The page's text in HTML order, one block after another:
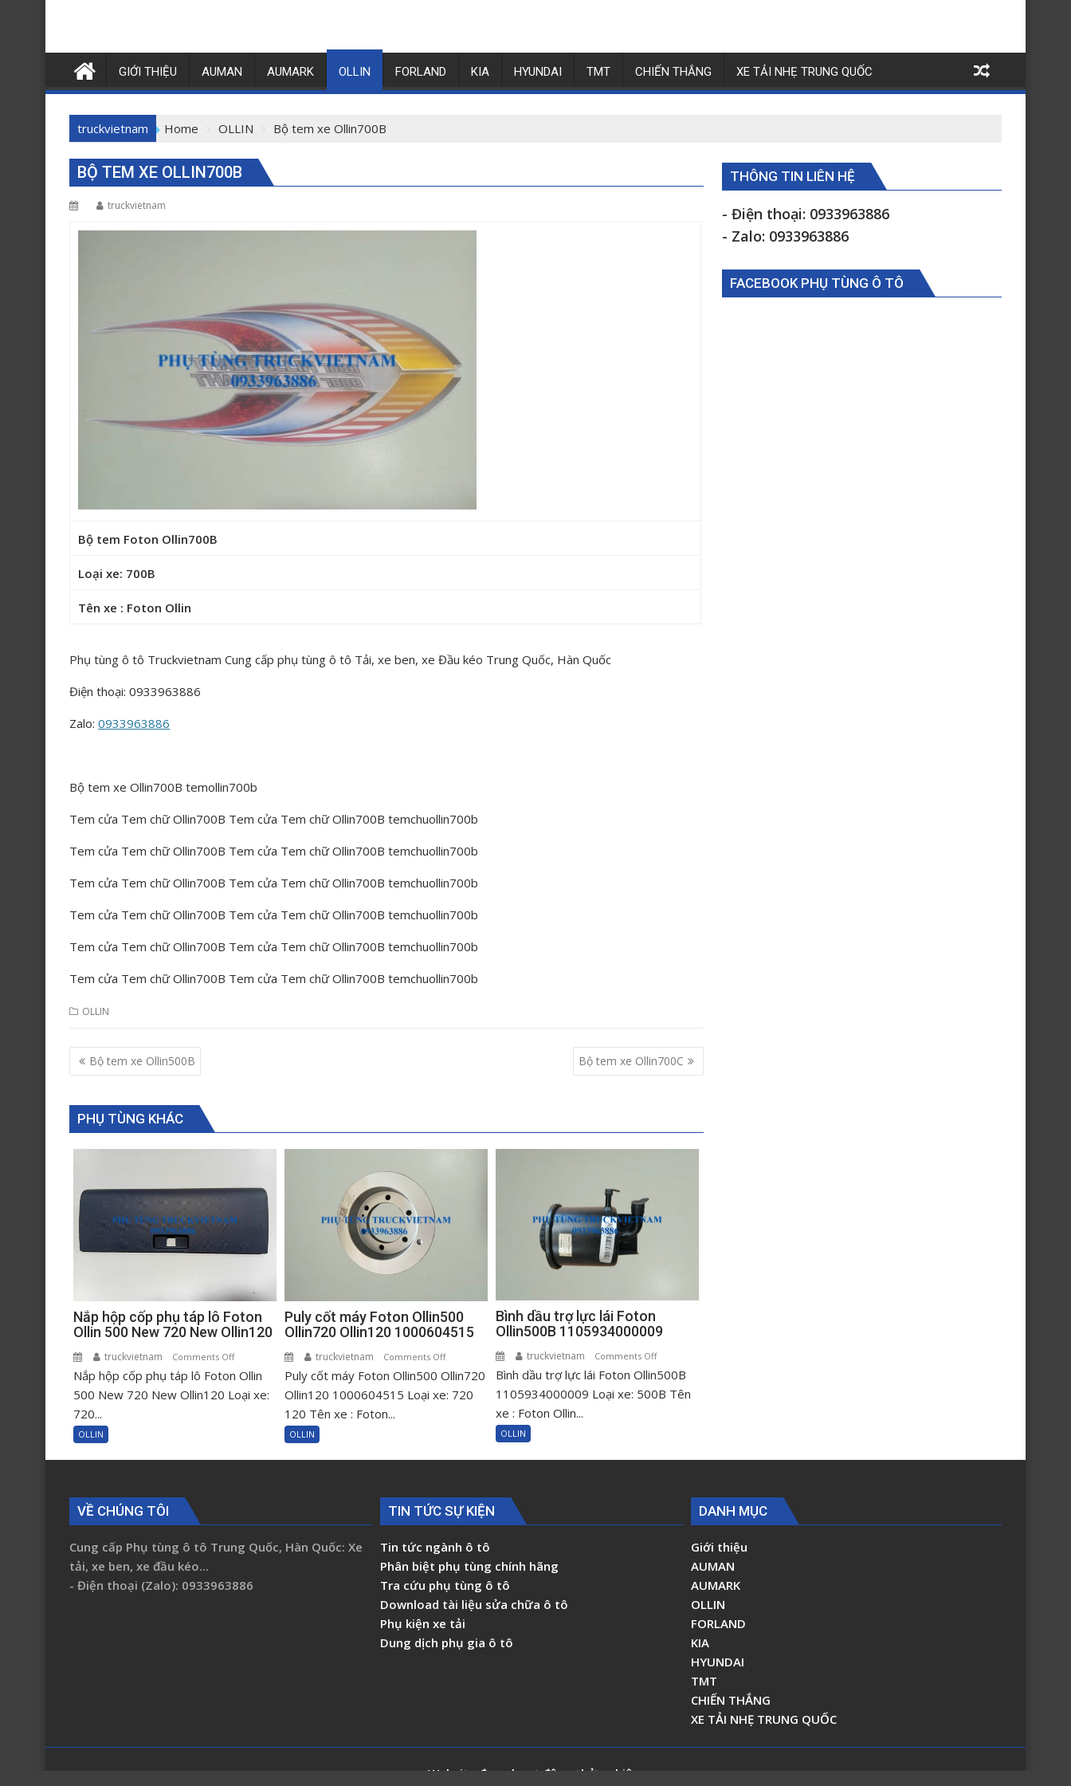
GIỚI THIỆU AUMAN AUMARK OLLIN FORLAND KIA HYUNDAI TMT CHIẾN THẮNG XE TẢI NHẸ TRUNG QUỐC
truckvietnam Home OLLIN Bộ tem xe Ollin700B
BỘ TEM XE OLLIN700B
truckvietnam
Bộ tem Foton Ollin700B
Loại xe: 700B
Tên xe : Foton Ollin
Phụ tùng ô tô Truckvietnam Cung cấp phụ tùng ô tô Tải, xe ben, xe Đầu kéo Trung Quốc, Hàn Quốc
Điện thoại: 0933963886
Zalo: 0933963886
Bộ tem xe Ollin700B temollin700b
Tem cửa Tem chữ Ollin700B Tem cửa Tem chữ Ollin700B temchuollin700b
Tem cửa Tem chữ Ollin700B Tem cửa Tem chữ Ollin700B temchuollin700b
Tem cửa Tem chữ Ollin700B Tem cửa Tem chữ Ollin700B temchuollin700b
Tem cửa Tem chữ Ollin700B Tem cửa Tem chữ Ollin700B temchuollin700b
Tem cửa Tem chữ Ollin700B Tem cửa Tem chữ Ollin700B temchuollin700b
Tem cửa Tem chữ Ollin700B Tem cửa Tem chữ Ollin700B temchuollin700b
OLLIN
Post
navigation
Bộ tem xe Ollin500B Bộ tem xe Ollin700C
PHỤ TÙNG KHÁC
Nắp hộp cốp phụ táp lô Foton
Ollin 500 New 720 New Ollin120
truckvietnam Comments Offon
Nắp
hộp
lô
720
Ollin120
Nắp hộp cốp phụ táp lô Foton Ollin
500 New 720 New Ollin120 Loại xe:
720...
OLLIN
Puly cốt máy Foton Ollin500
Ollin720 Ollin120 1000604515
truckvietnam Comments Offon
Puly
cốt
Ollin720
1000604515
Puly cốt máy Foton Ollin500 Ollin720
Ollin120 1000604515 Loại xe: 720
120 Tên xe : Foton...
OLLIN
Bình dầu trợ lực lái Foton
Ollin500B 1105934000009
truckvietnam Comments Offon
Bình
dầu
Foton
1105934000009
Bình dầu trợ lực lái Foton Ollin500B
1105934000009 Loại xe: 500B Tên
xe : Foton Ollin...
OLLIN
THÔNG TIN LIÊN HỆ
- Điện thoại: 0933963886
- Zalo: 0933963886
FACEBOOK PHỤ TÙNG Ô TÔ
VỀ CHÚNG TÔI
Cung cấp Phụ tùng ô tô Trung Quốc, Hàn Quốc: Xe
tải, xe ben, xe đầu kéo...
- Điện thoại (Zalo): 0933963886
TIN TỨC SỰ KIỆN
Tin tức ngành ô tô
Phân biệt phụ tùng chính hãng
Tra cứu phụ tùng ô tô
Download tài liệu sửa chữa ô tô
Phụ kiện xe tải
Dung dịch phụ gia ô tô
DANH MỤC
Giới thiệu
AUMAN
AUMARK
OLLIN
FORLAND
KIA
HYUNDAI
TMT
CHIẾN THẮNG
XE TẢI NHẸ TRUNG QUỐC
Website đang hoạt động thử nghiệm